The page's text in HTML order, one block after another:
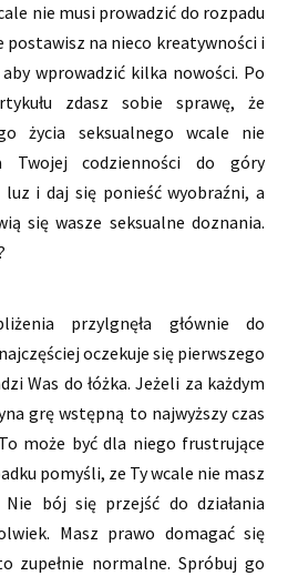
nie musi prowadzić do rozpadu
postawisz na nieco kreatywności i
wprowadzić kilka nowości. Po
zdasz sobie sprawę, że
życia seksualnego wcale nie
Twojej codzienności do góry
i daj się ponieść wyobraźni, a
się wasze seksualne doznania.
przylgnęła głównie do
oczekuje się pierwszego
Was do łóżka. Jeżeli za każdym
grę wstępną to najwyższy czas
może być dla niego frustrujące
pomyśli, ze Ty wcale nie masz
bój się przejść do działania
Masz prawo domagać się
zupełnie normalne. Spróbuj go